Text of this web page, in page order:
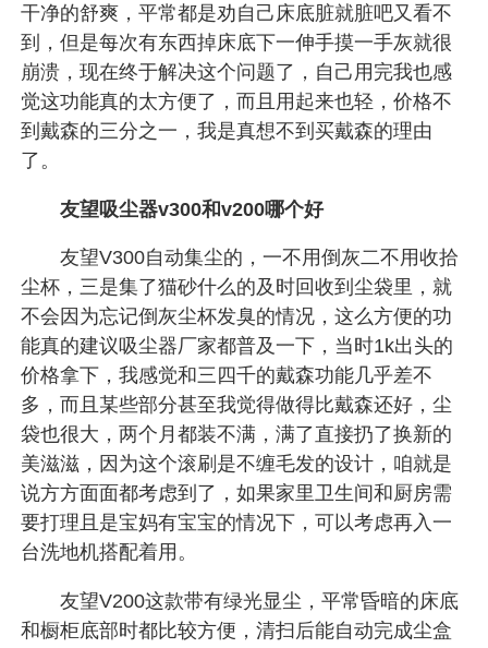
干净的舒爽，平常都是劝自己床底脏就脏吧又看不
到，但是每次有东西掉床底下一伸手摸一手灰就很
崩溃，现在终于解决这个问题了，自己用完我也感
觉这功能真的太方便了，而且用起来也轻，价格不
到戴森的三分之一，我是真想不到买戴森的理由
了。
友望吸尘器v300和v200哪个好
友望V300自动集尘的，一不用倒灰二不用收拾
尘杯，三是集了猫砂什么的及时回收到尘袋里，就
不会因为忘记倒灰尘杯发臭的情况，这么方便的功
能真的建议吸尘器厂家都普及一下，当时1k出头的
价格拿下，我感觉和三四千的戴森功能几乎差不
多，而且某些部分甚至我觉得做得比戴森还好，尘
袋也很大，两个月都装不满，满了直接扔了换新的
美滋滋，因为这个滚刷是不缠毛发的设计，咱就是
说方方面面都考虑到了，如果家里卫生间和厨房需
要打理且是宝妈有宝宝的情况下，可以考虑再入一
台洗地机搭配着用。
友望V200这款带有绿光显尘，平常昏暗的床底
和橱柜底部时都比较方便，清扫后能自动完成尘盒